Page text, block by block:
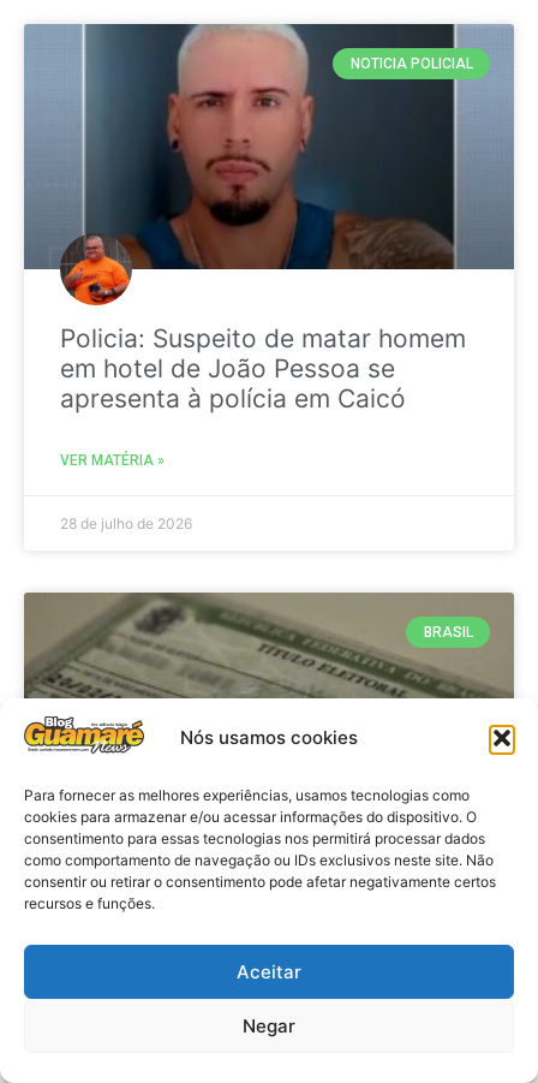
Nós usamos cookies
Para fornecer as melhores experiências, usamos tecnologias como
cookies para armazenar e/ou acessar informações do dispositivo. O
consentimento para essas tecnologias nos permitirá processar dados
como comportamento de navegação ou IDs exclusivos neste site. Não
consentir ou retirar o consentimento pode afetar negativamente certos
recursos e funções.
Aceitar
Negar
NOTICIA POLICIAL
Policia: Suspeito de matar homem
em hotel de João Pessoa se
apresenta à polícia em Caicó
VER MATÉRIA »
28 de julho de 2026
BRASIL
Brasil: Policia Federal investiga
antes das eleições